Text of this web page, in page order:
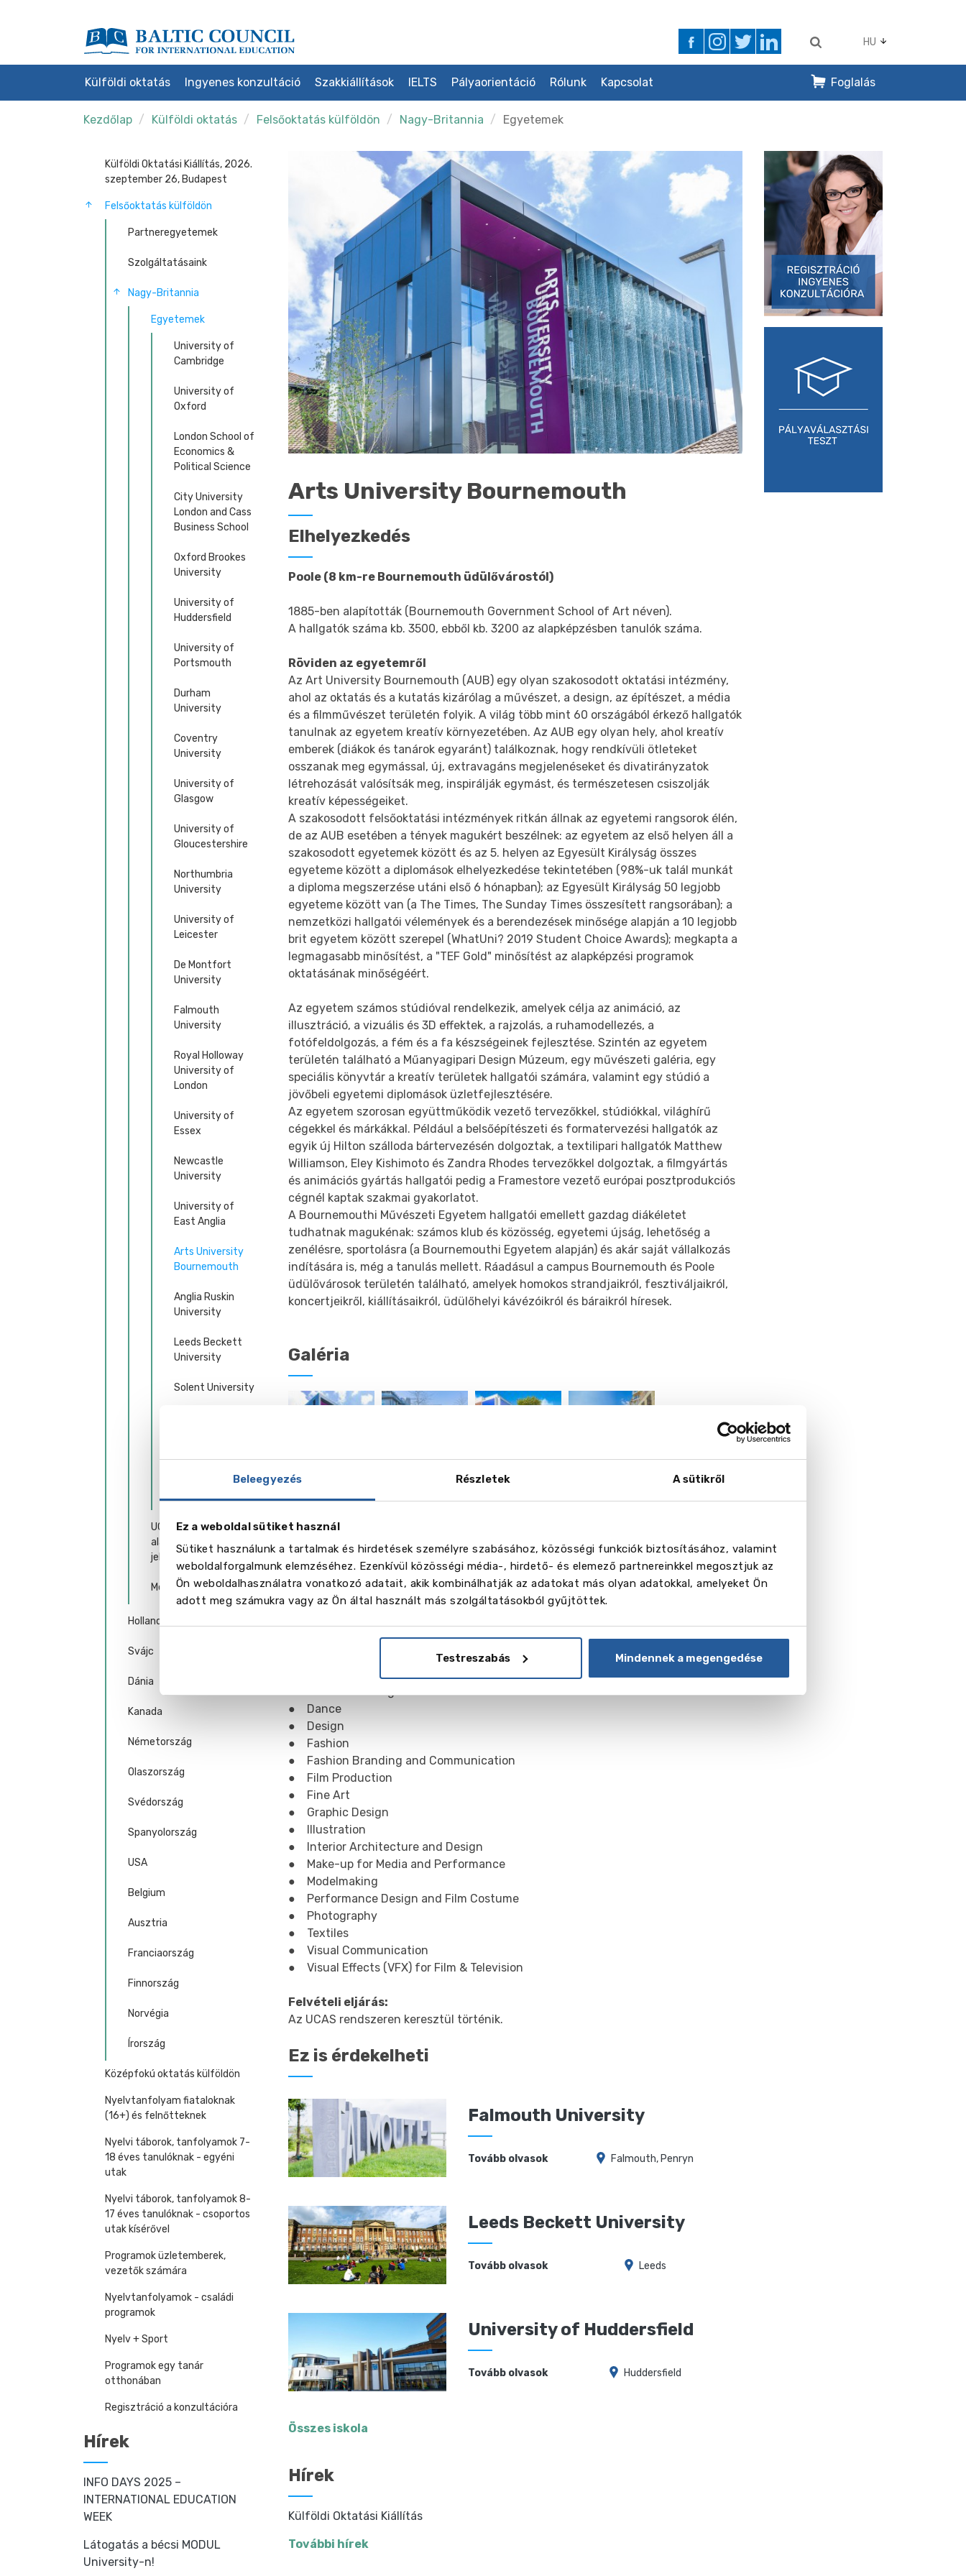
Beleegyezés Részletek A sütikről
Ez a weboldal sütiket használ
Sütiket használunk a tartalmak és hirdetések személyre szabásához, közösségi funkciók biztosításához, valamint
weboldalforgalmunk elemzéséhez. Ezenkívül közösségi média-, hirdető- és elemező partnereinkkel megosztjuk az
Ön weboldalhasználatra vonatkozó adatait, akik kombinálhatják az adatokat más olyan adatokkal, amelyeket Ön
adott meg számukra vagy az Ön által használt más szolgáltatásokból gyűjtöttek.
Testreszabás Mindennek a megengedése
HU
Külföldi oktatás Ingyenes konzultáció Szakkiállítások IELTS Pályaorientáció Rólunk Kapcsolat Foglalás
Kezdőlap Külföldi oktatás Felsőoktatás külföldön Nagy-Britannia Egyetemek
Külföldi Oktatási Kiállítás, 2026.
szeptember 26, Budapest
Felsőoktatás külföldön
Partneregyetemek
Szolgáltatásaink
Nagy-Britannia
Egyetemek
University of
Cambridge
University of
Oxford
London School of
Economics &
Political Science
City University
London and Cass
Business School
Oxford Brookes
University
University of
Huddersfield
University of
Portsmouth
Durham
University
Coventry
University
University of
Glasgow
University of
Gloucestershire
Northumbria
University
University of
Leicester
De Montfort
University
Falmouth
University
Royal Holloway
University of
London
University of
Essex
Newcastle
University
University of
East Anglia
Arts University
Bournemouth
Anglia Ruskin
University
Leeds Beckett
University
Solent University
Brunel University
UCPS – segítség az
alapképzésre való
jelentkezésben
Mesterképzések
Hollandia
Svájc
Dánia
Kanada
Németország
Olaszország
Svédország
Spanyolország
USA
Belgium
Ausztria
Franciaország
Finnország
Norvégia
Írország
Középfokú oktatás külföldön
Nyelvtanfolyam fiataloknak
(16+) és felnőtteknek
Nyelvi táborok, tanfolyamok 7-
18 éves tanulóknak - egyéni
utak
Nyelvi táborok, tanfolyamok 8-
17 éves tanulóknak - csoportos
utak kísérővel
Programok üzletemberek,
vezetők számára
Nyelvtanfolyamok - családi
programok
Nyelv + Sport
Programok egy tanár
otthonában
Regisztráció a konzultációra
Hírek
INFO DAYS 2025 –
INTERNATIONAL EDUCATION
WEEK
Látogatás a bécsi MODUL
University-n!
Arts University Bournemouth
Elhelyezkedés
Poole (8 km-re Bournemouth üdülővárostól)
1885-ben alapították (Bournemouth Government School of Art néven).
A hallgatók száma kb. 3500, ebből kb. 3200 az alapképzésben tanulók száma.
Röviden az egyetemről
Az Art University Bournemouth (AUB) egy olyan szakosodott oktatási intézmény,
ahol az oktatás és a kutatás kizárólag a művészet, a design, az építészet, a média
és a filmművészet területén folyik. A világ több mint 60 országából érkező hallgatók
tanulnak az egyetem kreatív környezetében. Az AUB egy olyan hely, ahol kreatív
emberek (diákok és tanárok egyaránt) találkoznak, hogy rendkívüli ötleteket
osszanak meg egymással, új, extravagáns megjelenéseket és divatirányzatok
létrehozását valósítsák meg, inspirálják egymást, és természetesen csiszolják
kreatív képességeiket.
A szakosodott felsőoktatási intézmények ritkán állnak az egyetemi rangsorok élén,
de az AUB esetében a tények magukért beszélnek: az egyetem az első helyen áll a
szakosodott egyetemek között és az 5. helyen az Egyesült Királyság összes
egyeteme között a diplomások elhelyezkedése tekintetében (98%-uk talál munkát
a diploma megszerzése utáni első 6 hónapban); az Egyesült Királyság 50 legjobb
egyeteme között van (a The Times, The Sunday Times összesített rangsorában); a
nemzetközi hallgatói vélemények és a berendezések minősége alapján a 10 legjobb
brit egyetem között szerepel (WhatUni? 2019 Student Choice Awards); megkapta a
legmagasabb minősítést, a "TEF Gold" minősítést az alapképzési programok
oktatásának minőségéért.
Az egyetem számos stúdióval rendelkezik, amelyek célja az animáció, az
illusztráció, a vizuális és 3D effektek, a rajzolás, a ruhamodellezés, a
fotófeldolgozás, a fém és a fa készségeinek fejlesztése. Szintén az egyetem
területén található a Műanyagipari Design Múzeum, egy művészeti galéria, egy
speciális könyvtár a kreatív területek hallgatói számára, valamint egy stúdió a
jövőbeli egyetemi diplomások üzletfejlesztésére.
Az egyetem szorosan együttműködik vezető tervezőkkel, stúdiókkal, világhírű
cégekkel és márkákkal. Például a belsőépítészeti és formatervezési hallgatók az
egyik új Hilton szálloda bártervezésén dolgoztak, a textilipari hallgatók Matthew
Williamson, Eley Kishimoto és Zandra Rhodes tervezőkkel dolgoztak, a filmgyártás
és animációs gyártás hallgatói pedig a Framestore vezető európai posztprodukciós
cégnél kaptak szakmai gyakorlatot.
A Bournemouthi Művészeti Egyetem hallgatói emellett gazdag diákéletet
tudhatnak magukénak: számos klub és közösség, egyetemi újság, lehetőség a
zenélésre, sportolásra (a Bournemouthi Egyetem alapján) és akár saját vállalkozás
indítására is, még a tanulás mellett. Ráadásul a campus Bournemouth és Poole
üdülővárosok területén található, amelyek homokos strandjaikról, fesztiváljaikról,
koncertjeikről, kiállításaikról, üdülőhelyi kávézóikról és báraikról híresek.
Galéria
18
Alapképzési programok:
● Acting
● Animation Production
● Art and Design History
● Architecture
● Commercial Photography
● Creative Events Management
● Creative Writing
● Dance
● Design
● Fashion
● Fashion Branding and Communication
● Film Production
● Fine Art
● Graphic Design
● Illustration
● Interior Architecture and Design
● Make-up for Media and Performance
● Modelmaking
● Performance Design and Film Costume
● Photography
● Textiles
● Visual Communication
● Visual Effects (VFX) for Film & Television
Felvételi eljárás:
Az UCAS rendszeren keresztül történik.
Ez is érdekelheti
Falmouth University
Tovább olvasok Falmouth, Penryn
Leeds Beckett University
Tovább olvasok Leeds
University of Huddersfield
Tovább olvasok Huddersfield
Összes iskola
Hírek
Külföldi Oktatási Kiállítás
További hírek